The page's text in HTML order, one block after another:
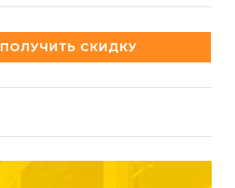
ПОЛУЧИТЬ СКИДКУ